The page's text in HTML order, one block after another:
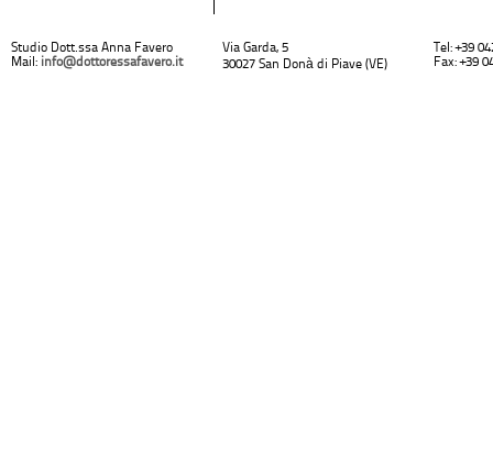
Studio Dott.ssa Anna Favero
Mail: info@dottoressafavero.it
Via Garda, 5
30027 San Donà di Piave (VE)
Tel: +39
Fax: +39